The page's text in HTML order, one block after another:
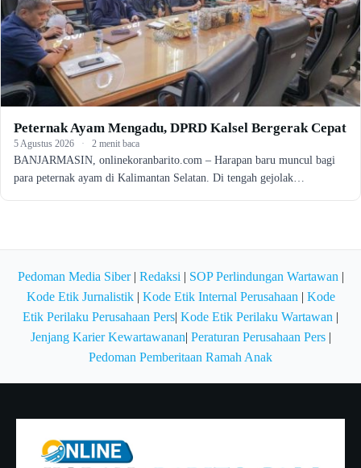
Peternak Ayam Mengadu, DPRD Kalsel Bergerak Cepat
5 Agustus 2026 · 2 menit baca
BANJARMASIN, onlinekoranbarito.com – Harapan baru muncul bagi
para peternak ayam di Kalimantan Selatan. Di tengah gejolak…
Pedoman Media Siber| Redaksi| SOP Perlindungan Wartawan|
Kode Etik Jurnalistik| Kode Etik Internal Perusahaan| Kode
Etik Perilaku Perusahaan Pers| Kode Etik Perilaku Wartawan |
Jenjang Karier Kewartawanan| Peraturan Perusahaan Pers|
Pedoman Pemberitaan Ramah Anak